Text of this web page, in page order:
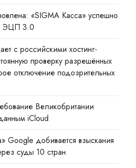
«SIGMA Касса» успешно
ЭЦП 3.0
с российскими хостинг-
проверку разрешённых
отключение подозрительных
Великобритании
iCloud
Google добивается взыскания
суды 10 стран